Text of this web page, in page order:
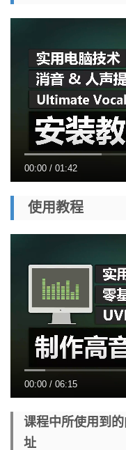
00:00 / 01:42
使用教程
00:00 / 06:15
课程中所使用到
址